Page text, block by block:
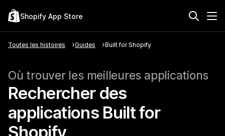
Shopify App Store
Toutes les histoires Guides Built for Shopify
Où trouver les meilleures applications
Rechercher des
applications Built for
Shopify